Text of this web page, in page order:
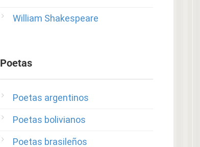
William Shakespeare
Poetas
Poetas argentinos
Poetas bolivianos
Poetas brasileños